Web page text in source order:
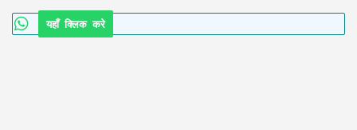
यहाँ क्लिक करे